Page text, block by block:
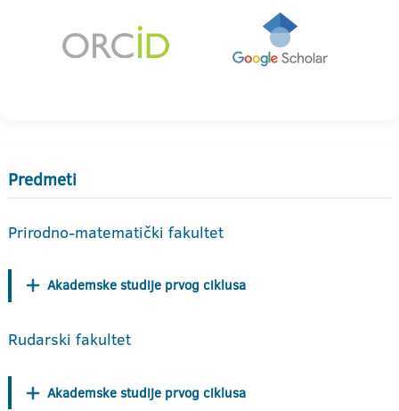
Predmeti
Prirodno-matematički fakultet
Akademske studije prvog ciklusa
Rudarski fakultet
Akademske studije prvog ciklusa